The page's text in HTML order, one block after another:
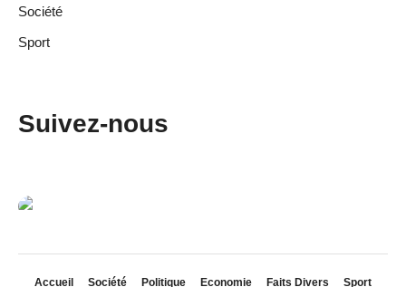
Société
Sport
Suivez-nous
Accueil Société Politique Economie Faits Divers Sport